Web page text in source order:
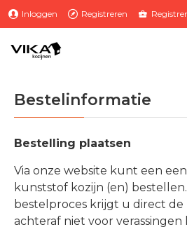
Inloggen Registreren
Bestelinformatie
Bestelling plaatsen
Via onze website kunt een
kunststof kozijn (en)
bestelproces krijgt u direct de
achteraf niet voor verassingen